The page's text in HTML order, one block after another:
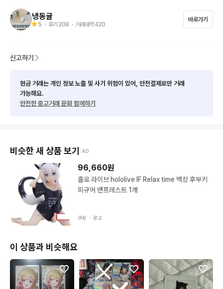
냉동귤
5 ・ 후기 208 ・ 거래내역 420
바로가기
신고하기
현금 거래는 개인 정보 노출 및 사기 위험이 있어, 안전결제로만 거래
가능해요.
안전한 중고거래 문화 함께하기
비슷한 새 상품 보기 AD
96,660원
홀로 라이브 hololive IF Relax time 백상 후부키
피규어 밴프레스트 1개
쿠팡 ・ 광고
이 상품과 비슷해요